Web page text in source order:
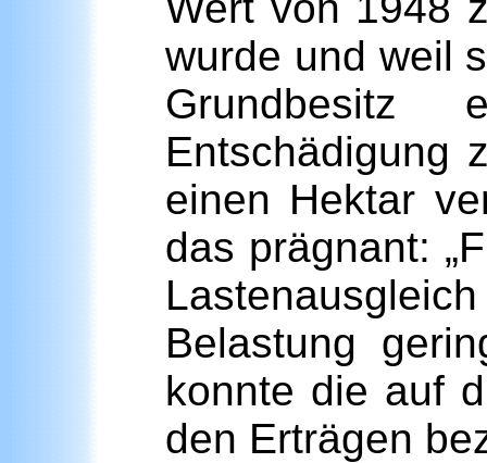
wurde und weil
Entschädigung
einen Hektar
das prägnant:
Belastung
konnte die auf
den Erträgen